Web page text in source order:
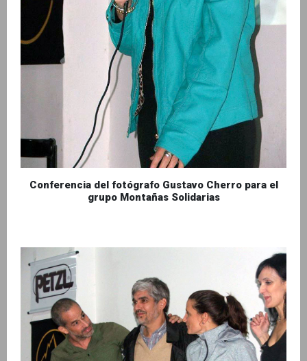
Conferencia del fotógrafo Gustavo Cherro para el
grupo Montañas Solidarias